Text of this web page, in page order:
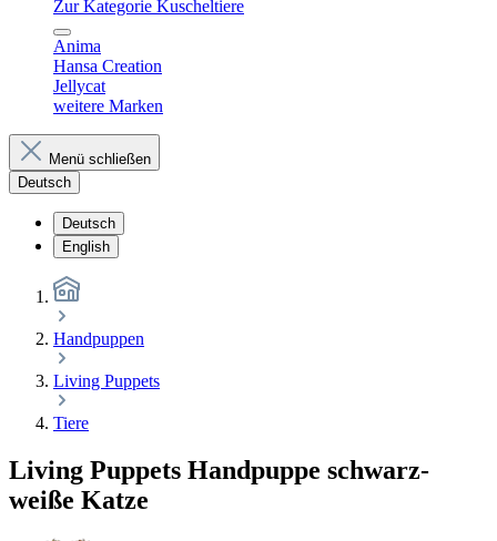
Zur Kategorie Kuscheltiere
Anima
Hansa Creation
Jellycat
weitere Marken
Menü schließen
Deutsch
Deutsch
English
Handpuppen
Living Puppets
Tiere
Living Puppets Handpuppe schwarz-
weiße Katze